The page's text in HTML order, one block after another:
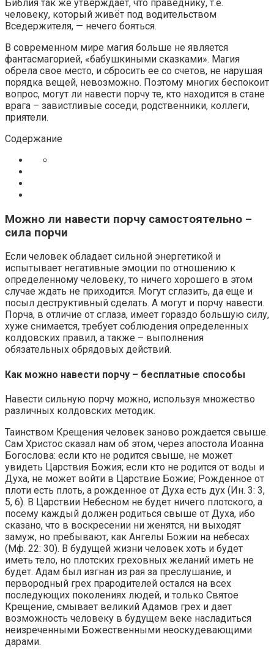
Библия так же утверждает, что праведнику, т.е.
человеку, который живёт под водительством
Вседержителя, — нечего бояться.
В современном мире магия больше не является
фантасмагорией, «бабушкиными сказками». Магия
обрела свое место, и сбросить ее со счетов, не нарушая
порядка вещей, невозможно. Поэтому многих беспокоит
вопрос, могут ли навести порчу те, кто находится в стане
врага – завистливые соседи, родственники, коллеги,
приятели.
Содержание
Можно ли навести порчу самостоятельно –
сила порчи
Если человек обладает сильной энергетикой и
испытывает негативные эмоции по отношению к
определенному человеку, то ничего хорошего в этом
случае ждать не приходится. Могут сглазить, да еще и
посыл деструктивный сделать. А могут и порчу навести.
Порча, в отличие от сглаза, имеет гораздо большую силу,
хуже снимается, требует соблюдения определенных
колдовских правил, а также – выполнения
обязательных обрядовых действий.
Как можно навести порчу – бесплатные способы
Навести сильную порчу можно, используя множество
различных колдовских методик.
Таинством Крещения человек заново рождается свыше.
Сам Христос сказал нам об этом, через апостола Иоанна
Богослова: если кто не родится свыше, не может
увидеть Царствия Божия; если кто не родится от воды и
Духа, не может войти в Царствие Божие; Рожденное от
плоти есть плоть, а рожденное от Духа есть дух (Ин. 3: 3,
5, 6). В Царствии Небесном не будет ничего плотского, а
посему каждый должен родиться свыше от Духа, ибо
сказано, что в воскресении ни женятся, ни выходят
замуж, но пребывают, как Ангелы Божии на небесах
(Мф. 22: 30). В будущей жизни человек хоть и будет
иметь тело, но плотских греховных желаний иметь не
будет. Адам был изгнан из рая за преслушание, и
первородный грех прародителей остался на всех
последующих поколениях людей, и только Святое
Крещение, смывает великий Адамов грех и дает
возможность человеку в будущем веке насладиться
неизреченными Божественными неоскудевающими
дарами.